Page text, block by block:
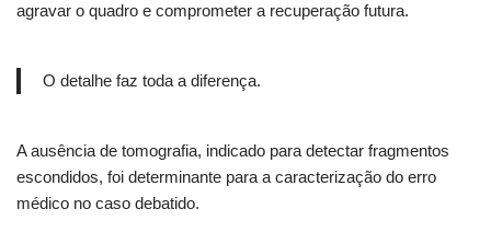
agravar o quadro e comprometer a recuperação futura.
O detalhe faz toda a diferença.
A ausência de tomografia, indicado para detectar fragmentos
escondidos, foi determinante para a caracterização do erro
médico no caso debatido.